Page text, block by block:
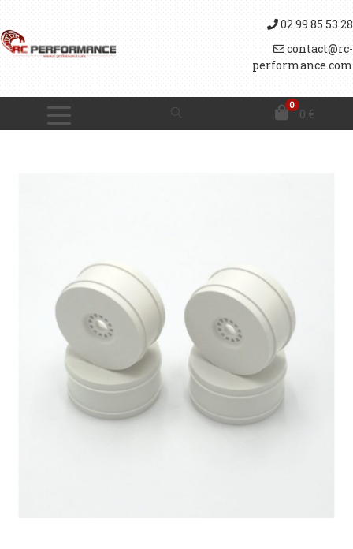
02 99 85 53 28
contact@rc-
performance.com
0
0 €